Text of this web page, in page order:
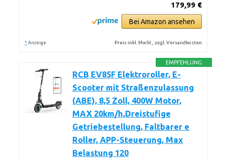
179,99 €
Bei Amazon ansehen
* Anzeige Preis inkl. MwSt., zzgl. Versandkosten
EMPFEHLUNG
RCB EV85F Elektroroller, E-
Scooter mit Straßenzulassung
(ABE), 8,5 Zoll, 400W Motor,
MAX 20km/h,Dreistufige
Getriebestellung, Faltbarer e
Roller, APP-Steuerung, Max
Belastung 120